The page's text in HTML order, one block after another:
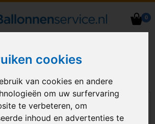
cookies
van cookies en andere
om uw surfervaring
te verbeteren, om
inhoud en advertenties te
0